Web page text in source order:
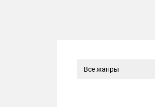
Все жанры